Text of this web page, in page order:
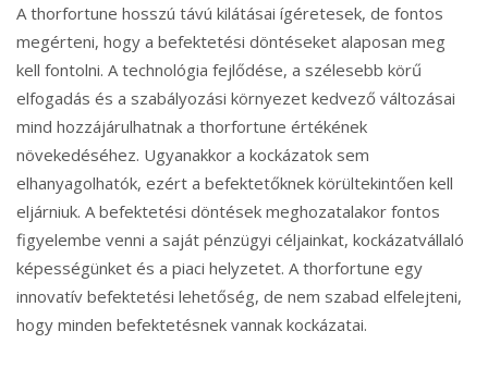
A thorfortune hosszú távú kilátásai ígéretesek, de fontos
megérteni, hogy a befektetési döntéseket alaposan meg
kell fontolni. A technológia fejlődése, a szélesebb körű
elfogadás és a szabályozási környezet kedvező változásai
mind hozzájárulhatnak a thorfortune értékének
növekedéséhez. Ugyanakkor a kockázatok sem
elhanyagolhatók, ezért a befektetőknek körültekintően kell
eljárniuk. A befektetési döntések meghozatalakor fontos
figyelembe venni a saját pénzügyi céljainkat, kockázatvállaló
képességünket és a piaci helyzetet. A thorfortune egy
innovatív befektetési lehetőség, de nem szabad elfelejteni,
hogy minden befektetésnek vannak kockázatai.